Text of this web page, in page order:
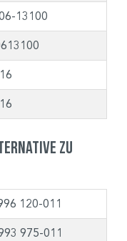
13100
zu
120-011
975-011